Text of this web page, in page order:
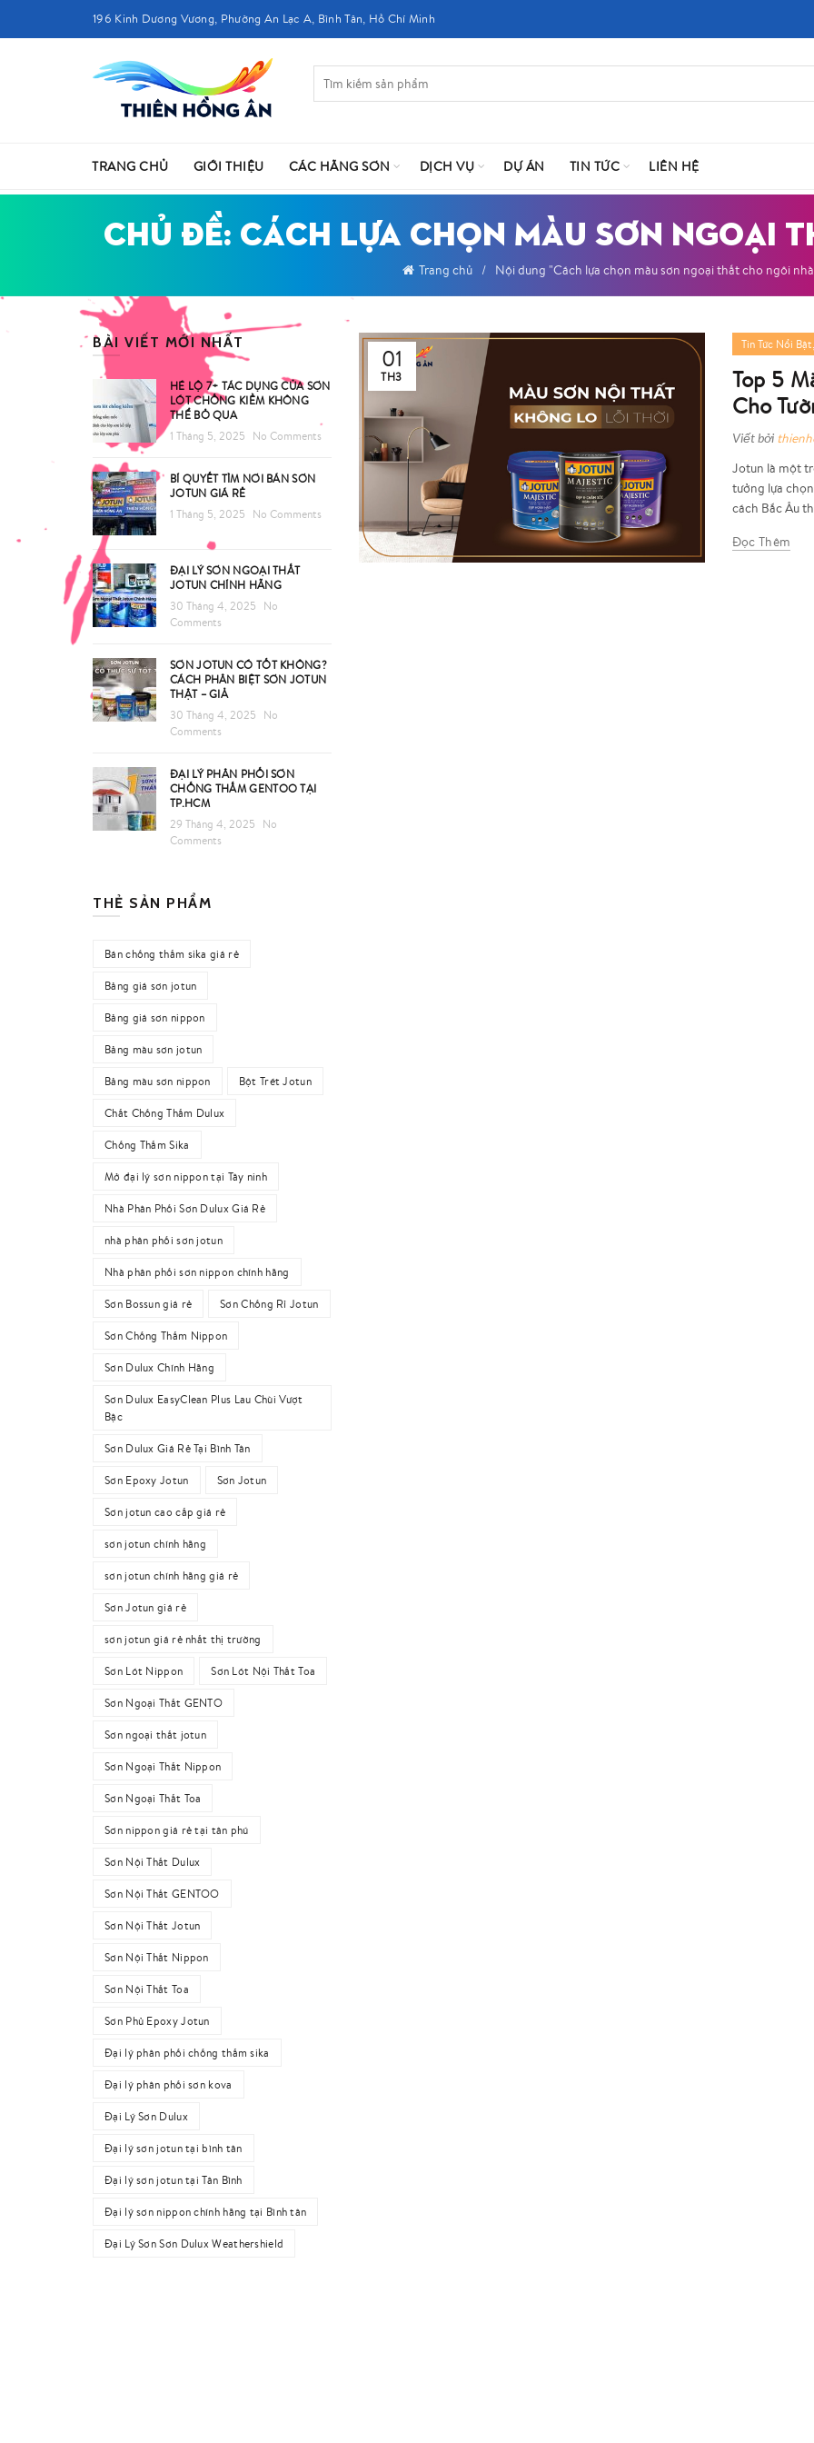
196 Kinh Dương Vương, Phường An Lạc A, Bình Tân, Hồ Chí Minh
TRANG CHỦ GIỚI THIỆU CÁC HÃNG SƠN DỊCH VỤ DỰ ÁN TIN TỨC LIÊN HỆ
CHỦ ĐỀ: CÁCH LỰA CHỌN MÀU SƠN NGOẠI
Trang chủ Nội dung "Cách lựa chọn màu sơn ngoại thất cho ngôi
01
TH3
Tin Tức Nổi Bật,
Top 5
Cho
Viết bởi
Jotun là một
tưởng lựa
cách Bắc Âu
Đọc Thêm
BÀI VIẾT MỚI NHẤT
HÉ LỘ 7+ TÁC DỤNG CỦA SƠN
LÓT CHỐNG KIỀM KHÔNG
THỂ BỎ QUA
1 Tháng 5, 2025
No Comments
BÍ QUYẾT TÌM NƠI BÁN SƠN
JOTUN GIÁ RẺ
1 Tháng 5, 2025
No Comments
ĐẠI LÝ SƠN NGOẠI THẤT
JOTUN CHÍNH HÃNG
30 Tháng 4, 2025
No
Comments
SƠN JOTUN CÓ TỐT KHÔNG?
CÁCH PHÂN BIỆT SƠN JOTUN
THẬT – GIẢ
30 Tháng 4, 2025
No
Comments
ĐẠI LÝ PHÂN PHỐI SƠN
CHỐNG THẤM GENTOO TẠI
TP.HCM
29 Tháng 4, 2025
No
Comments
THẺ SẢN PHẨM
Bán chống thấm sika giá rẻ
Bảng giá sơn jotun
Bảng giá sơn nippon
Bảng màu sơn jotun
Bảng màu sơn nippon Bột Trét Jotun
Chất Chống Thấm Dulux
Chống Thấm Sika
Mở đại lý sơn nippon tại Tây ninh
Nhà Phân Phối Sơn Dulux Giá Rẻ
nhà phân phối sơn jotun
Nhà phân phối sơn nippon chính hãng
Sơn Bossun giá rẻ Sơn Chống Rỉ Jotun
Sơn Chống Thấm Nippon
Sơn Dulux Chính Hãng
Sơn Dulux EasyClean Plus Lau Chùi Vượt
Bậc
Sơn Dulux Giá Rẻ Tại Bình Tân
Sơn Epoxy Jotun Sơn Jotun
Sơn jotun cao cấp giá rẻ
sơn jotun chính hãng
sơn jotun chính hãng giá rẻ
Sơn Jotun giá rẻ
sơn jotun giá rẻ nhất thị trường
Sơn Lót Nippon Sơn Lót Nội Thất Toa
Sơn Ngoại Thất GENTO
Sơn ngoại thất jotun
Sơn Ngoại Thất Nippon
Sơn Ngoại Thất Toa
Sơn nippon giá rẻ tại tân phú
Sơn Nội Thất Dulux
Sơn Nội Thất GENTOO
Sơn Nội Thất Jotun
Sơn Nội Thất Nippon
Sơn Nội Thất Toa
Sơn Phủ Epoxy Jotun
Đại lý phân phối chống thấm sika
Đại lý phân phối sơn kova
Đại Lý Sơn Dulux
Đại lý sơn jotun tại bình tân
Đại lý sơn jotun tại Tân Bình
Đại lý sơn nippon chính hãng tại Bình tân
Đại Lý Sơn Sơn Dulux Weathershield